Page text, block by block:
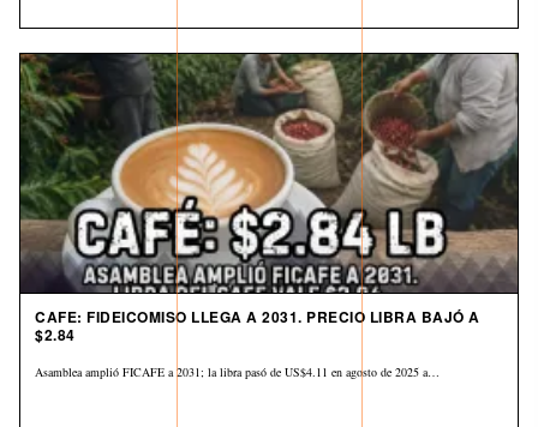
CAFE: FIDEICOMISO LLEGA A 2031. PRECIO LIBRA BAJÓ A
$2.84
Asamblea amplió FICAFE a 2031; la libra pasó de US$4.11 en agosto de 2025 a…